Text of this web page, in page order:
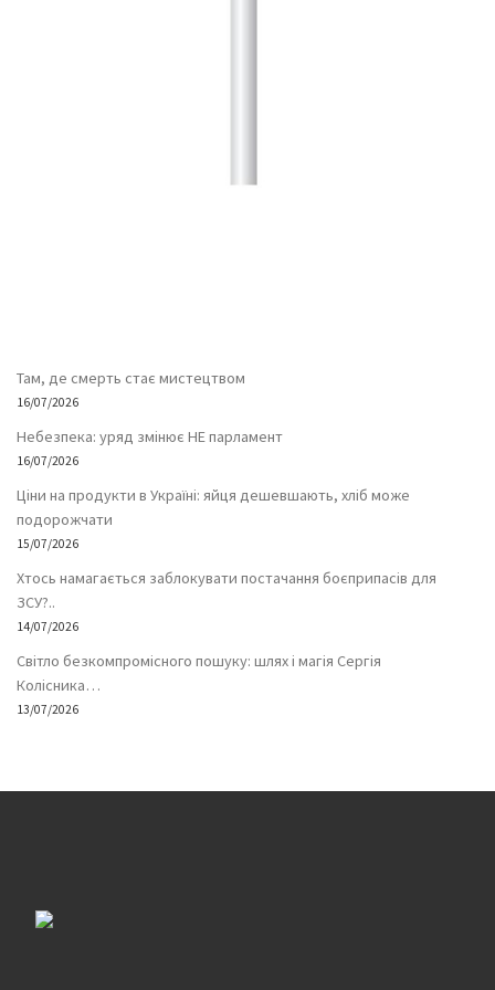
Там, де смерть стає мистецтвом
16/07/2026
Небезпека: уряд змінює НЕ парламент
16/07/2026
Ціни на продукти в Україні: яйця дешевшають, хліб може
подорожчати
15/07/2026
Хтось намагається заблокувати постачання боєприпасів для
ЗСУ?..
14/07/2026
Світло безкомпромісного пошуку: шлях і магія Сергія
Колісника…
13/07/2026